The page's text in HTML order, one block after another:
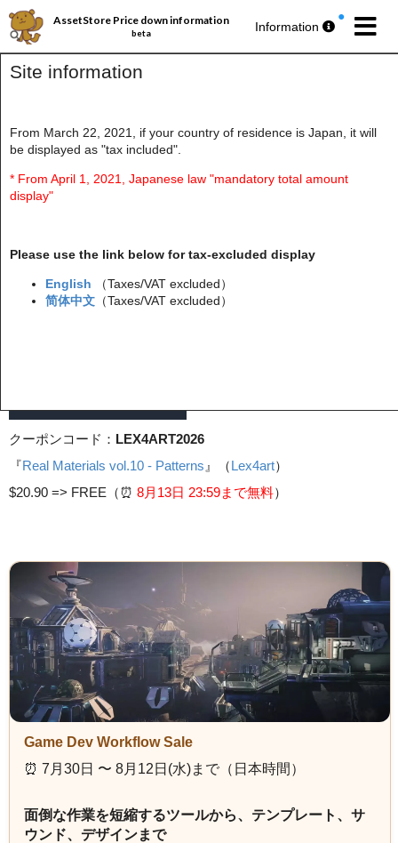
Site information
From March 22, 2021, if your country of residence is Japan, it will
be displayed as "tax included".
* From April 1, 2021, Japanese law "mandatory total amount
display"
Please use the link below for tax-excluded display
English
（Taxes/VAT excluded）
简体中文 （Taxes/VAT excluded）
AssetStore Price down information
beta Information
パブリッシャー丸ごとセール第193弾
今週の 無料アセットプレゼント🎁
クーポンコード： LEX4ART2026
『Real Materials vol.10 - Patterns 』（Lex4art）
$20.90 => FREE（⏰️ 8月13日 23:59まで無料）
Game Dev Workflow Sale
⏰️ 7月30日 〜 8月12日(水)まで（日本時間）
面倒な作業を短縮するツールから、テンプレート、サ
ウンド、デザインまで